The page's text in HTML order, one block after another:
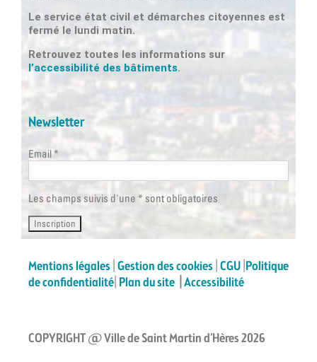
Le service état civil et démarches citoyennes est
fermé le lundi matin.
Retrouvez toutes les informations sur
l’accessibilité des bâtiments.
Newsletter
Email *
Les champs suivis d'une * sont obligatoires
Mentions légales Gestion des cookies CGU Politique
de confidentialité Plan du site Accessibilité
COPYRIGHT @ Ville de Saint Martin d’Hères 2026